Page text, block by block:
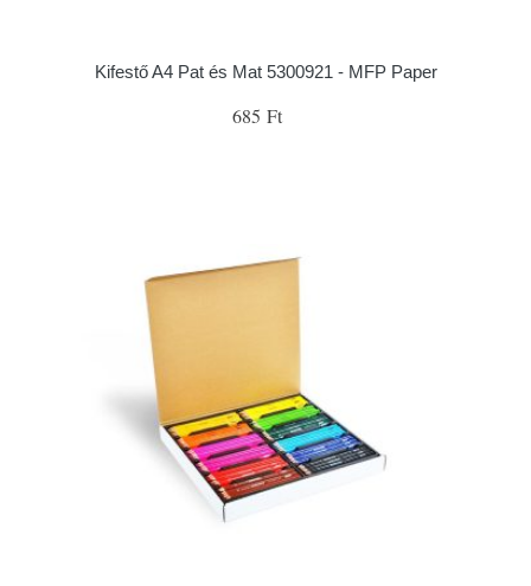
Kifestő A4 Pat és Mat 5300921 - MFP Paper
685 Ft